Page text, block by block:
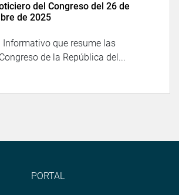
del Congreso del 26 de
de 2025
que resume las
de la República del...
PORTAL